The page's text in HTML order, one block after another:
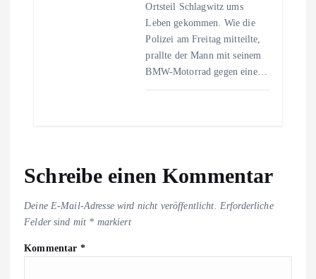
Ortsteil Schlagwitz ums
Leben gekommen. Wie die
Polizei am Freitag mitteilte,
prallte der Mann mit seinem
BMW-Motorrad gegen eine…
Schreibe einen Kommentar
Deine E-Mail-Adresse wird nicht veröffentlicht.
Erforderliche
Felder sind mit * markiert
Kommentar *